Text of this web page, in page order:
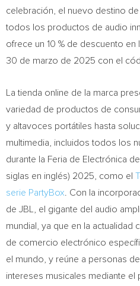
celebración, el nuevo destino
todos los productos de audio
ofrece un 10 % de descuento
30 de marzo de 2025 con el
La tienda online de la marca
variedad de productos de
y altavoces portátiles hasta
multimedia, incluidos todos los
durante la Feria de Electrónica
siglas en inglés) 2025, como el
serie PartyBox . Con la
de JBL, el gigante del audio
mundial, ya que en la actualidad
de comercio electrónico
el mundo, y reúne a personas
intereses musicales mediante el